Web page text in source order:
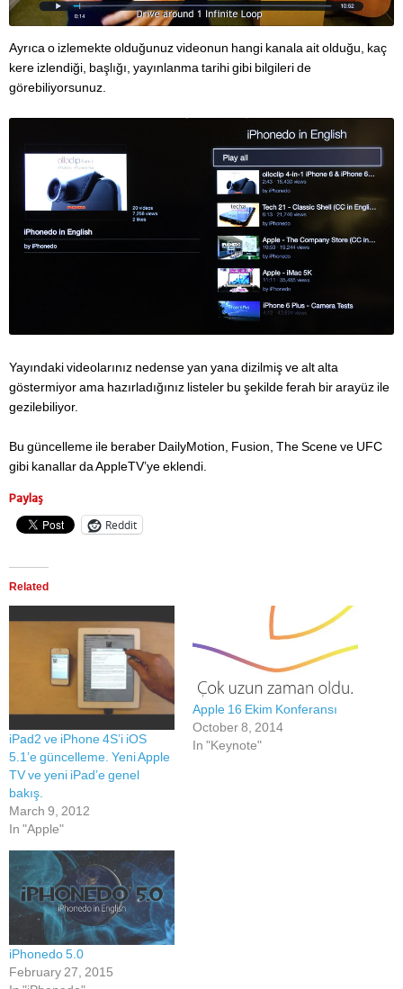
Ayrıca o izlemekte olduğunuz videonun hangi kanala ait olduğu, kaç
kere izlendiği, başlığı, yayınlanma tarihi gibi bilgileri de
görebiliyorsunuz.
Yayındaki videolarınız nedense yan yana dizilmiş ve alt alta
göstermiyor ama hazırladığınız listeler bu şekilde ferah bir arayüz ile
gezilebiliyor.
Bu güncelleme ile beraber DailyMotion, Fusion, The Scene ve UFC
gibi kanallar da AppleTV’ye eklendi.
Paylaş
Reddit
Related
iPad2 ve iPhone 4S’i iOS
5.1’e güncelleme. Yeni Apple
TV ve yeni iPad’e genel
bakış.
March 9, 2012
In "Apple"
Apple 16 Ekim Konferansı
October 8, 2014
In "Keynote"
iPhonedo 5.0
February 27, 2015